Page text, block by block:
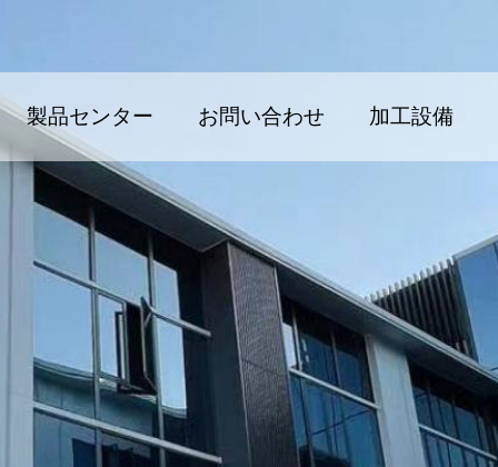
製品センター お問い合わせ 加工設備